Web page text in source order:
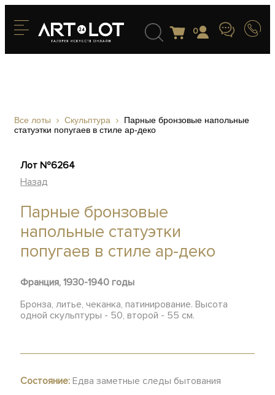
0
Все лоты Скульптура
Парные бронзовые напольные
статуэтки попугаев в стиле ар-деко
Лот №6264
Назад
Парные бронзовые
напольные статуэтки
попугаев в стиле ар-деко
Франция, 1930-1940 годы
Бронза, литье, чеканка, патинирование. Высота
одной скульптуры - 50, второй - 55 см.
Состояние: Едва заметные следы бытования